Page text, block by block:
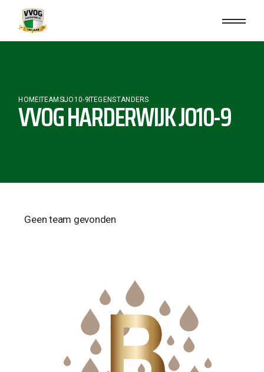
HOMETEAMSJO10-9TEGENSTANDERS
VVOG HARDERWIJK JO10-9
Geen team gevonden